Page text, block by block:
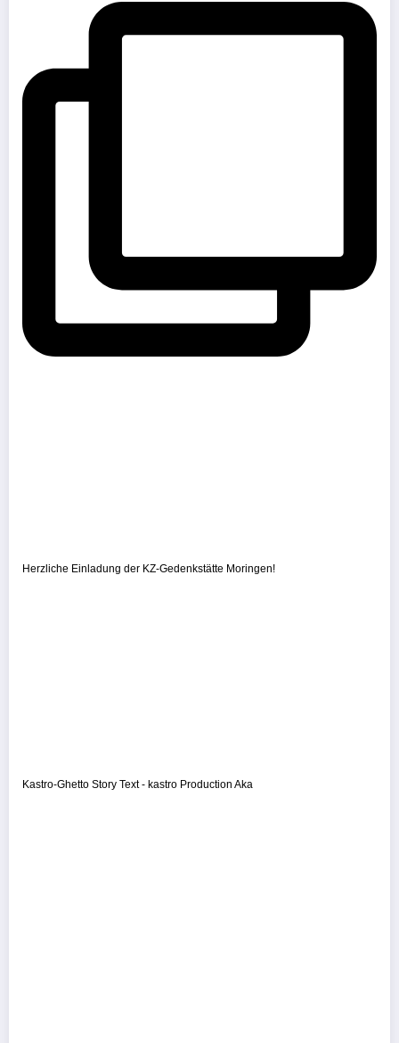
Herzliche Einladung der KZ-Gedenkstätte Moringen!
Kastro-Ghetto Story Text - kastro Production Aka